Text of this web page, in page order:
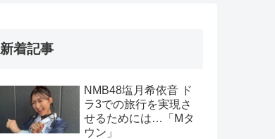
新着記事
NMB48塩月希依音 ド
ラ3での旅行を実現さ
せるためには…「Mタ
ウン」